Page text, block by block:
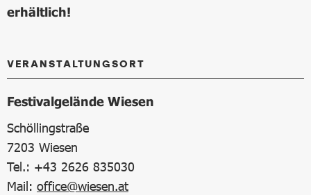
erhältlich!
VERANSTALTUNGSORT
Festivalgelände Wiesen
Schöllingstraße
7203 Wiesen
Tel.: +43 2626 835030
Mail: office@wiesen.at